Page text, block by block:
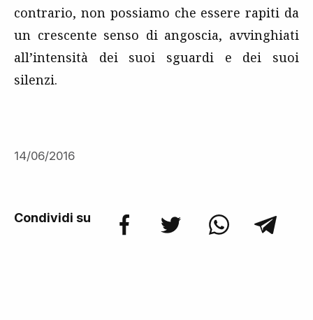
contrario, non possiamo che essere rapiti da
un crescente senso di angoscia, avvinghiati
all’intensità dei suoi sguardi e dei suoi
silenzi.
14/06/2016
Condividi su